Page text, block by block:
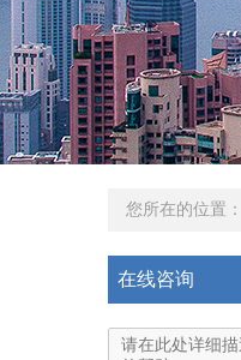
您所在的位置：
在线咨询